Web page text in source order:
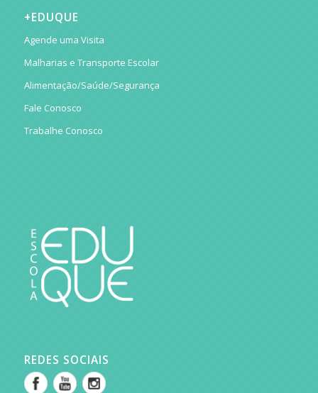
+EDUQUE
Agende uma Visita
Malharias e Transporte Escolar
Alimentação/Saúde/Segurança
Fale Conosco
Trabalhe Conosco
REDES SOCIAIS